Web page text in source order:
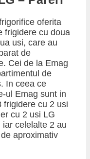
oferita
frigidere cu doua
usi, care au
de
Cei de la Emag
de
In ceea ce
ul Emag sunt in
frigidere cu 2 usi
cu 2 usi LG
celelalte 2 au
aproximativ